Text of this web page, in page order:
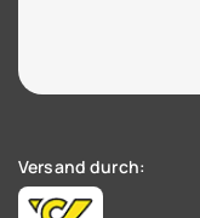
Versand durch: